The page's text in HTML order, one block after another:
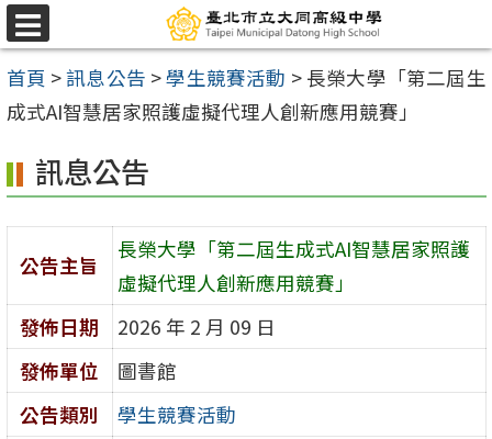
跳
至
主
要
容
區
選
單
首頁 >訊息公告 >學生競賽活動 > 長榮大學「第二屆生
成式AI智慧居家照護虛擬代理人創新應用競賽」
訊息公告
公告主旨
長榮大學「第二屆生成式AI智慧居家照護
虛擬代理人創新應用競賽」
發佈日期
2026 年 2 月 09 日
發佈單位
圖書館
公告類別
學生競賽活動